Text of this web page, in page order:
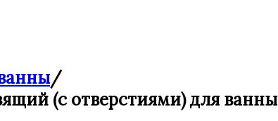
/
(с отверстиями) для ванны